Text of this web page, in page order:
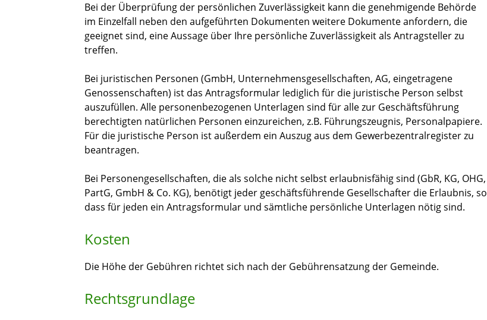
Bei der Überprüfung der persönlichen Zuverlässigkeit kann die genehmigende Behörde
im Einzelfall neben den aufgeführten Dokumenten weitere Dokumente anfordern, die
geeignet sind, eine Aussage über Ihre persönliche Zuverlässigkeit als Antragsteller zu
treffen.
Bei juristischen Personen (GmbH, Unternehmensgesellschaften, AG, eingetragene
Genossenschaften) ist das Antragsformular lediglich für die juristische Person selbst
auszufüllen. Alle personenbezogenen Unterlagen sind für alle zur Geschäftsführung
berechtigten natürlichen Personen einzureichen, z.B. Führungszeugnis, Personalpapiere.
Für die juristische Person ist außerdem ein Auszug aus dem Gewerbezentralregister zu
beantragen.
Bei Personengesellschaften, die als solche nicht selbst erlaubnisfähig sind (GbR, KG, OHG,
PartG, GmbH & Co. KG), benötigt jeder geschäftsführende Gesellschafter die Erlaubnis, so
dass für jeden ein Antragsformular und sämtliche persönliche Unterlagen nötig sind.
Kosten
Die Höhe der Gebühren richtet sich nach der Gebührensatzung der Gemeinde.
Rechtsgrundlage